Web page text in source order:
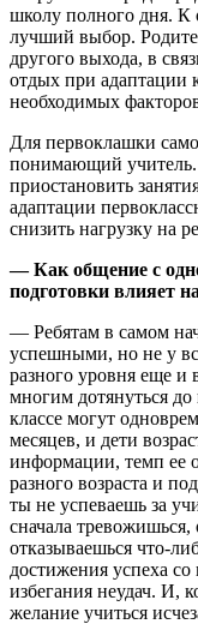
школу полного дня. К
лучший выбор.
другого выхода, в
отдых при
необходимых
Для первоклашки
понимающий
приостановить
адаптации
снизить нагрузку на
— Как общение с
подготовки влияет
— Ребятам в самом
успешными, но не у
разного уровня еще и
многим дотянуться до
классе могут
месяцев, и дети
информации, темп ее
разного возраста и
ты не успеваешь за
сначала
отказываешься что-
достижения успеха
избегания неудач. И,
желание учиться